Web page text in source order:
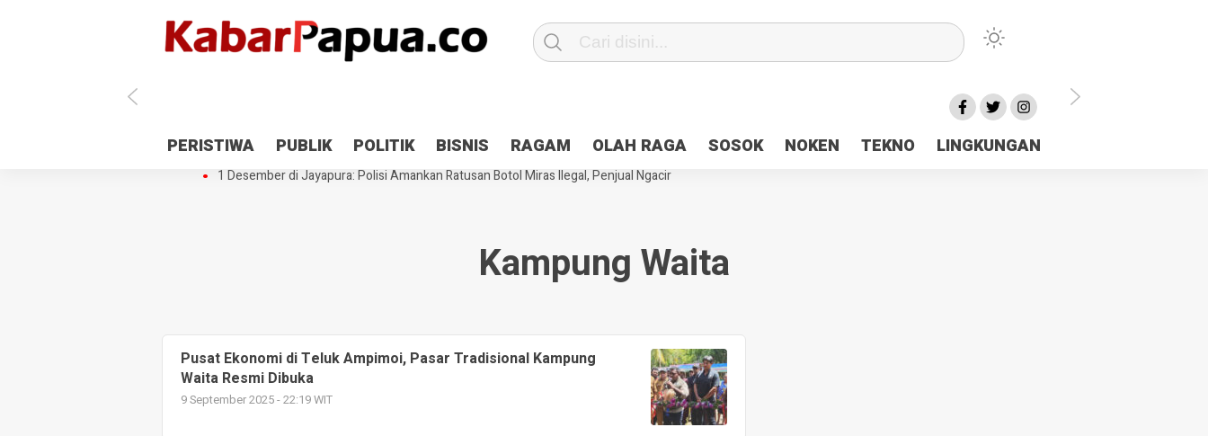
PERISTIWA PUBLIK POLITIK BISNIS RAGAM OLAH RAGA SOSOK NOKEN TEKNO LINGKUNGAN
Antisipasi 1 Desember, TNI Polri Patroli 2×24 jam di Kota Jayapura
Pesan Sejuk Polri di Deklarasi Pemilu Ceria Tanah Papua
Gedung Perpustakaan SMPN 5 Sentani Terbakar
Hibah Pilkada Jayapura Cair 10 Persen, Deposit Kas Daerah Rp23 Miliar Disorot
1 Desember di Jayapura: Polisi Amankan Ratusan Botol Miras Ilegal, Penjual Ngacir
Kampung Waita
Pusat Ekonomi di Teluk Ampimoi, Pasar Tradisional Kampung
Waita Resmi Dibuka
9 September 2025 - 22:19 WIT